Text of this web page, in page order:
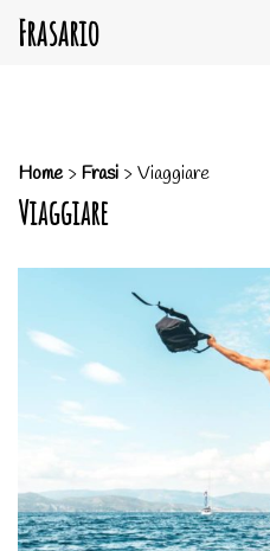
Frasario
Home>Frasi >Viaggiare
Viaggiare